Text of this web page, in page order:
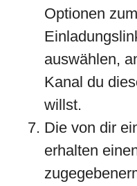
Optionen
auswählen,
Kanal du
willst.
Die von dir
erhalten